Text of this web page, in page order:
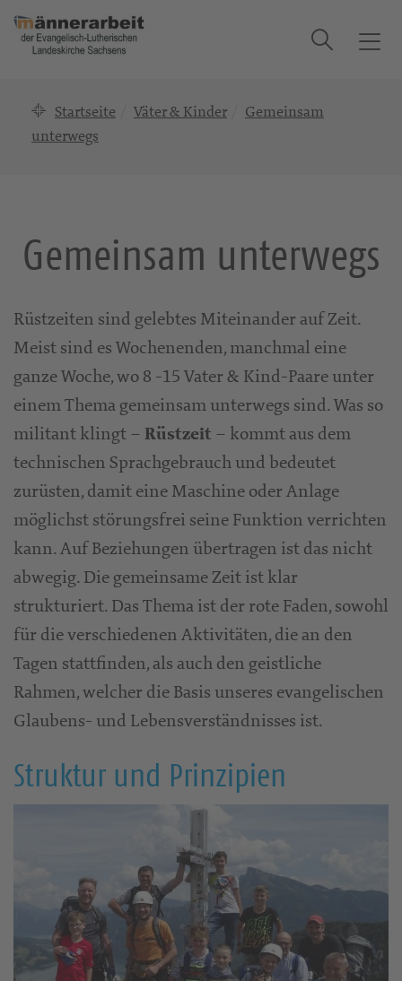
T
g
n
Suche
Startseite Väter & Kinder
Gemeinsam
unterwegs
Gemeinsam unterwegs
Rüstzeiten sind gelebtes Miteinander auf Zeit.
Meist sind es Wochenenden, manchmal eine
ganze Woche, wo 8 -15 Vater & Kind-Paare unter
einem Thema gemeinsam unterwegs sind. Was so
militant klingt – Rüstzeit – kommt aus dem
technischen Sprachgebrauch und bedeutet
zurüsten, damit eine Maschine oder Anlage
möglichst störungsfrei seine Funktion verrichten
kann. Auf Beziehungen übertragen ist das nicht
abwegig. Die gemeinsame Zeit ist klar
strukturiert. Das Thema ist der rote Faden, sowohl
für die verschiedenen Aktivitäten, die an den
Tagen stattfinden, als auch den geistliche
Rahmen, welcher die Basis unseres evangelischen
Glaubens- und Lebensverständnisses ist.
Struktur und Prinzipien